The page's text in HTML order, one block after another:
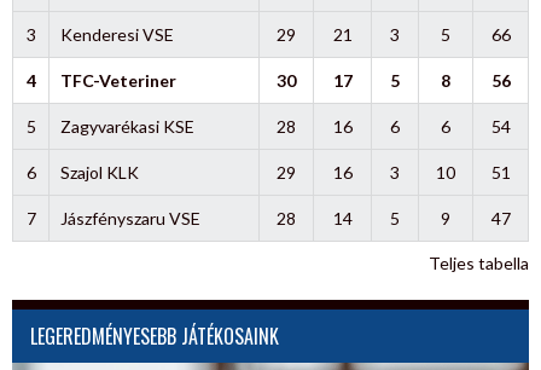
3 Kenderesi VSE 29 21 3 5 66
4 TFC-Veteriner 30 17 5 8 56
5 Zagyvarékasi KSE 28 16 6 6 54
6 Szajol KLK 29 16 3 10 51
7 Jászfényszaru VSE 28 14 5 9 47
Teljes tabella
LEGEREDMÉNYESEBB JÁTÉKOSAINK